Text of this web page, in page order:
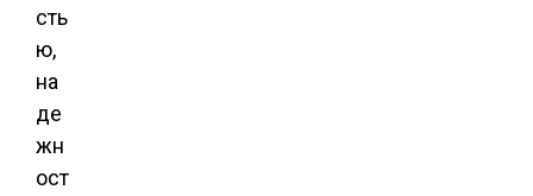
сть
ю,
на
де
жн
ост